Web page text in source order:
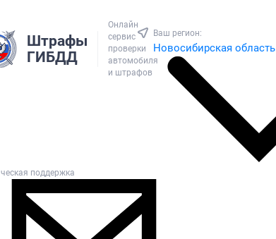
Штрафы
ГИБДД
Онлайн
сервис
проверки
автомобиля
и штрафов
Ваш регион:
Новосибирская область
поддержка